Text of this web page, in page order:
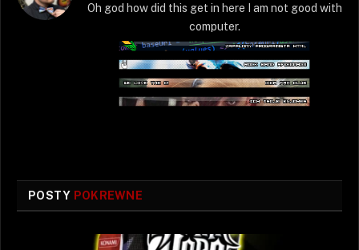
Oh god how did this get in here I am not good with
computer.
POSTY POKREWNE